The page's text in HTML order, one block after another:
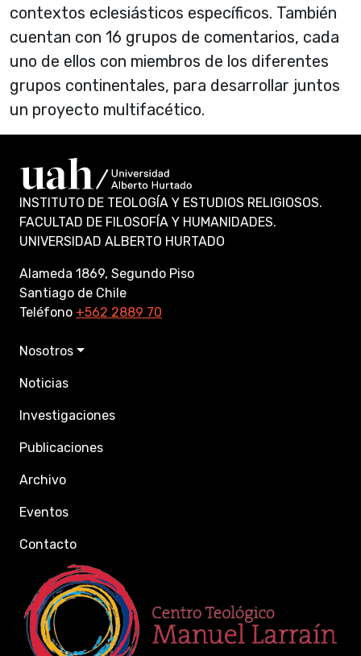
contextos eclesiásticos específicos. También
cuentan con 16 grupos de comentarios, cada
uno de ellos con miembros de los diferentes
grupos continentales, para desarrollar juntos
un proyecto multifacético.
INSTITUTO DE TEOLOGÍA Y ESTUDIOS RELIGIOSOS.
FACULTAD DE FILOSOFÍA Y HUMANIDADES.
UNIVERSIDAD ALBERTO HURTADO
Alameda 1869, Segundo Piso
Santiago de Chile
Teléfono +562 2889 70
Nosotros
Noticias
Investigaciones
Publicaciones
Archivo
Eventos
Contacto